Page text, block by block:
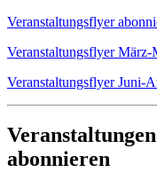
Veranstaltungsflyer
Veranstaltungsflyer März-
Veranstaltungsflyer Juni-
abonnieren